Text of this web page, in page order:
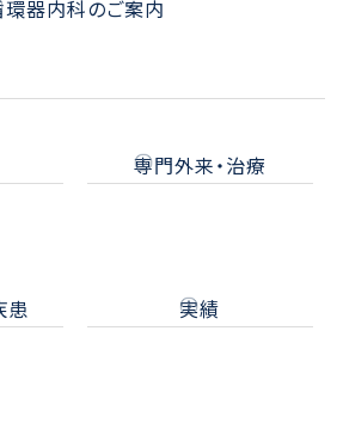
器内科のご案内
専門外来・治療
患 実績